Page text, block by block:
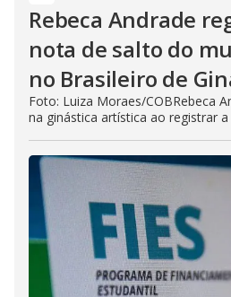
Rebeca Andrade
nota de salto do
no Brasileiro de
Foto: Luiza Moraes/COBRebeca
na ginástica artística ao registrar